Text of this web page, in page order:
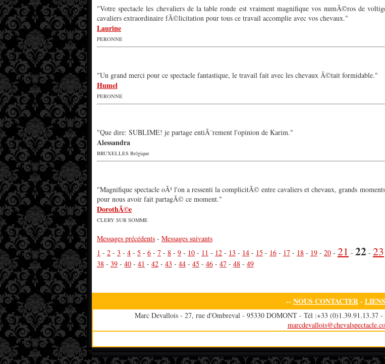
"Votre spectacle les chevaliers de la table ronde est vraiment magnifique vos numÃ©ros de
cavaliers extraordinaire fÃ©licitation pour tous ce travail accomplie avec vos chevaux."
Laurine
PERONNE
"Un grand merci pour ce spectacle fantastique, le travail fait avec les chevaux Ã©tait formidable."
Humel
PERONNE
"Que dire: SUBLIME! je partage entiÃ¨rement l'opinion de Karim."
Alessandra
BRUXELLES Belgique
"Magnifique spectacle oÃ¹ l'on a ressenti la complicitÃ© entre cavaliers et chevaux, grands
pour nous avoir fait partagÃ© ce moment."
DorothÃ©e
CLERY SUR SOMME
Messages précédents - Messages suivants
1 - 2 - 3 - 4 - 5 - 6 - 7 - 8 - 9 - 10 - 11 - 12 - 13 - 14 - 15 - 16 - 17 - 18 - 19 - 20 - 21 - 22 - 23
38 - 39 - 40 - 41 - 42 - 43 - 44 - 45 - 46 - 47 - 48 - 49
-- NOUS CONTACTER - LIENS
Marc Devallois - 27, rue d'Ombreval - 95330 DOMONT - Tél :+33 (0)1.39.91.13.37